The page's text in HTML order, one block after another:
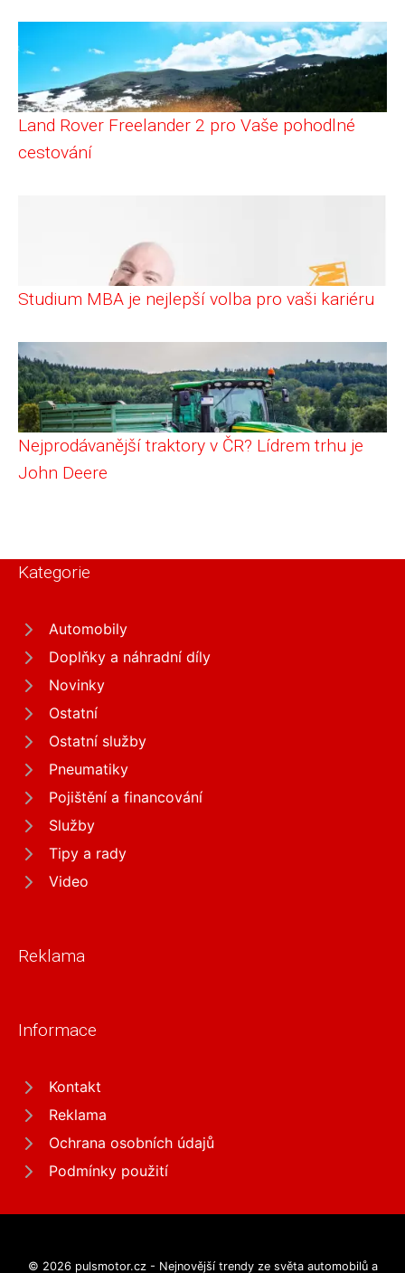
Land Rover Freelander 2 pro Vaše pohodlné
cestování
Studium MBA je nejlepší volba pro vaši kariéru
Nejprodávanější traktory v ČR? Lídrem trhu je
John Deere
Kategorie
Automobily
Doplňky a náhradní díly
Novinky
Ostatní
Ostatní služby
Pneumatiky
Pojištění a financování
Služby
Tipy a rady
Video
Reklama
Informace
Kontakt
Reklama
Ochrana osobních údajů
Podmínky použití
© 2026 pulsmotor.cz - Nejnovější trendy ze světa automobilů a